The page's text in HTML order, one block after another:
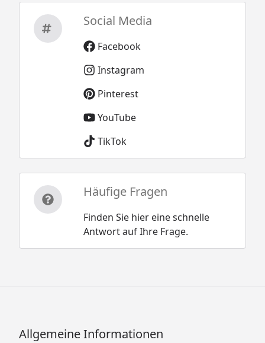
Social Media
Facebook
Instagram
Pinterest
YouTube
TikTok
Häufige Fragen
Finden Sie hier eine schnelle
Antwort auf Ihre Frage.
Allgemeine Informationen